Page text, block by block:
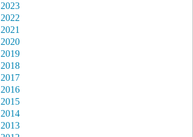
2023
2022
2021
2020
2019
2018
2017
2016
2015
2014
2013